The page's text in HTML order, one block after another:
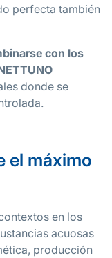
perfecta también
con los
donde se
el máximo
en los
acuosas
producción